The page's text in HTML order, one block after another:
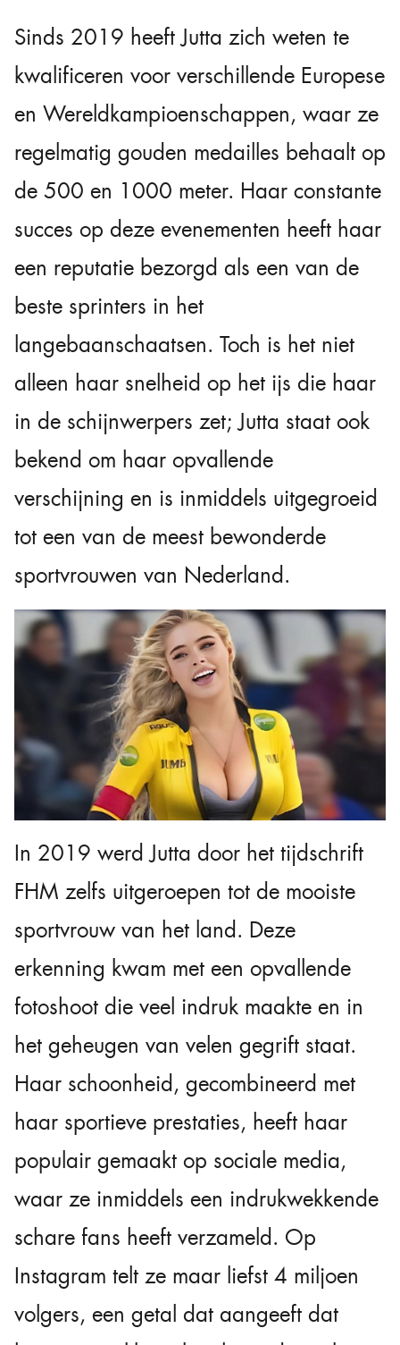
Sinds 2019 heeft Jutta zich weten te
kwalificeren voor verschillende Europese
en Wereldkampioenschappen, waar ze
regelmatig gouden medailles behaalt op
de 500 en 1000 meter. Haar constante
succes op deze evenementen heeft haar
een reputatie bezorgd als een van de
beste sprinters in het
langebaanschaatsen. Toch is het niet
alleen haar snelheid op het ijs die haar
in de schijnwerpers zet; Jutta staat ook
bekend om haar opvallende
verschijning en is inmiddels uitgegroeid
tot een van de meest bewonderde
sportvrouwen van Nederland.
In 2019 werd Jutta door het tijdschrift
FHM zelfs uitgeroepen tot de mooiste
sportvrouw van het land. Deze
erkenning kwam met een opvallende
fotoshoot die veel indruk maakte en in
het geheugen van velen gegrift staat.
Haar schoonheid, gecombineerd met
haar sportieve prestaties, heeft haar
populair gemaakt op sociale media,
waar ze inmiddels een indrukwekkende
schare fans heeft verzameld. Op
Instagram telt ze maar liefst 4 miljoen
volgers, een getal dat aangeeft dat